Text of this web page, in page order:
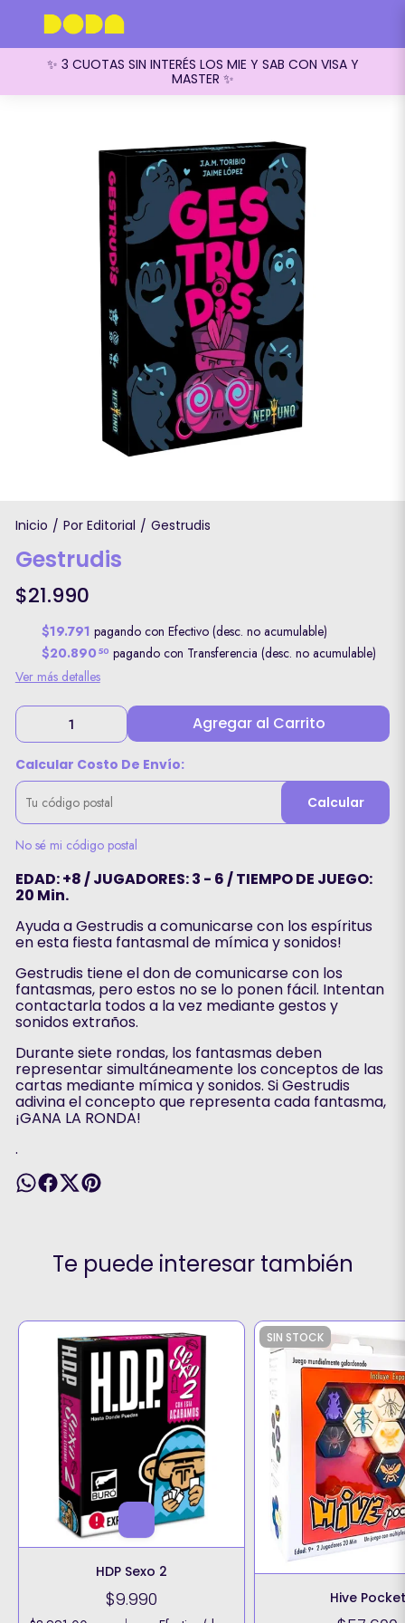
✨ 3 CUOTAS SIN INTERÉS LOS MIE Y SAB CON VISA Y
MASTER ✨
Inicio / Por Editorial / Gestrudis
Gestrudis
$21.990
$19.791 pagando con Efectivo (desc. no acumulable)
$20.890 50 pagando con Transferencia (desc. no acumulable)
Ver más detalles
Agregar al Carrito
Calcular Costo De Envío:
Calcular
No sé mi código postal
EDAD: +8 / JUGADORES: 3 - 6 / TIEMPO DE JUEGO:
20 Min.
Ayuda a Gestrudis a comunicarse con los espíritus
en esta fiesta fantasmal de mímica y sonidos!
Gestrudis tiene el don de comunicarse con los
fantasmas, pero estos no se lo ponen fácil. Intentan
contactarla todos a la vez mediante gestos y
sonidos extraños.
Durante siete rondas, los fantasmas deben
representar simultáneamente los conceptos de las
cartas mediante mímica y sonidos. Si Gestrudis
adivina el concepto que representa cada fantasma,
¡GANA LA RONDA!
.
Te puede interesar también
HDP Sexo 2
$9.990
SIN STOCK
Hive Pocket